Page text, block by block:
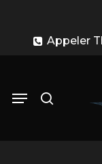
Appeler
Menu